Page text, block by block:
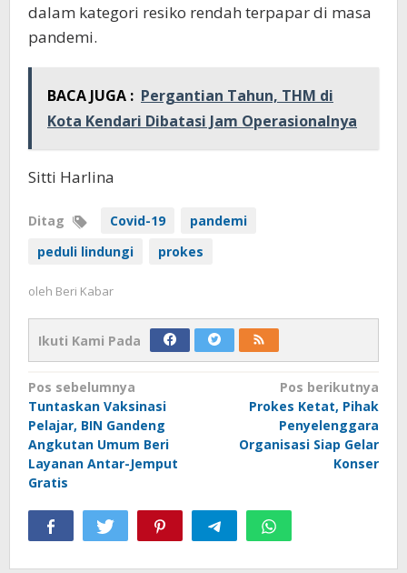
dalam kategori resiko rendah terpapar di masa
pandemi.
BACA JUGA : Pergantian Tahun, THM di
Kota Kendari Dibatasi Jam Operasionalnya
Sitti Harlina
Ditag Covid-19
pandemi
peduli lindungi
prokes
oleh Beri Kabar
Ikuti Kami Pada
Navigasi
pos
Pos sebelumnya
Tuntaskan Vaksinasi
Pelajar, BIN Gandeng
Angkutan Umum Beri
Layanan Antar-Jemput
Gratis
Pos berikutnya
Prokes Ketat, Pihak
Penyelenggara
Organisasi Siap Gelar
Konser